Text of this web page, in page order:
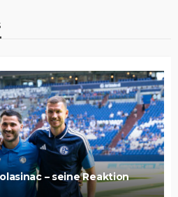
– seine Reaktion